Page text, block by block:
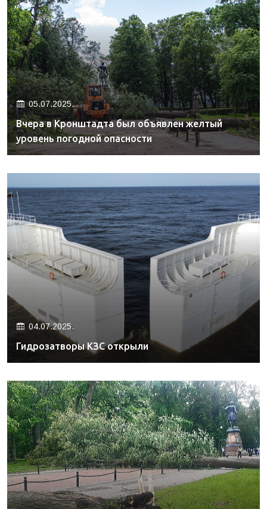
05.07.2025.
Вчера в Кронштадта был объявлен желтый
уровень погодной опасности
04.07.2025.
Гидрозатворы КЗС открыли